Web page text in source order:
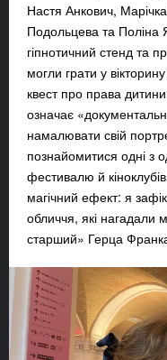
Настя Анкович,
Подольцева та Поліна
гіпнотичний стенд та
могли грати у
квест про права
означає
намалювати свій
познайомитися одні з
фестивалю й
магічний ефект: я
обличчя, які нагадали
старший» Герца